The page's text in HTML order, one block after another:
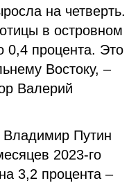
на четверть.
в островном
0,4 процента. Это
Востоку, –
Валерий
Владимир Путин
2023-го
3,2 процента –